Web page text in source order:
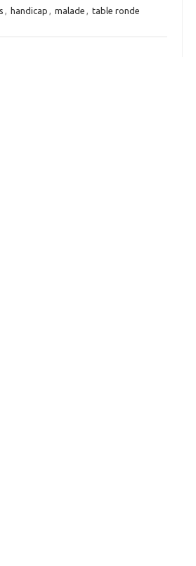
, handicap , malade , table ronde